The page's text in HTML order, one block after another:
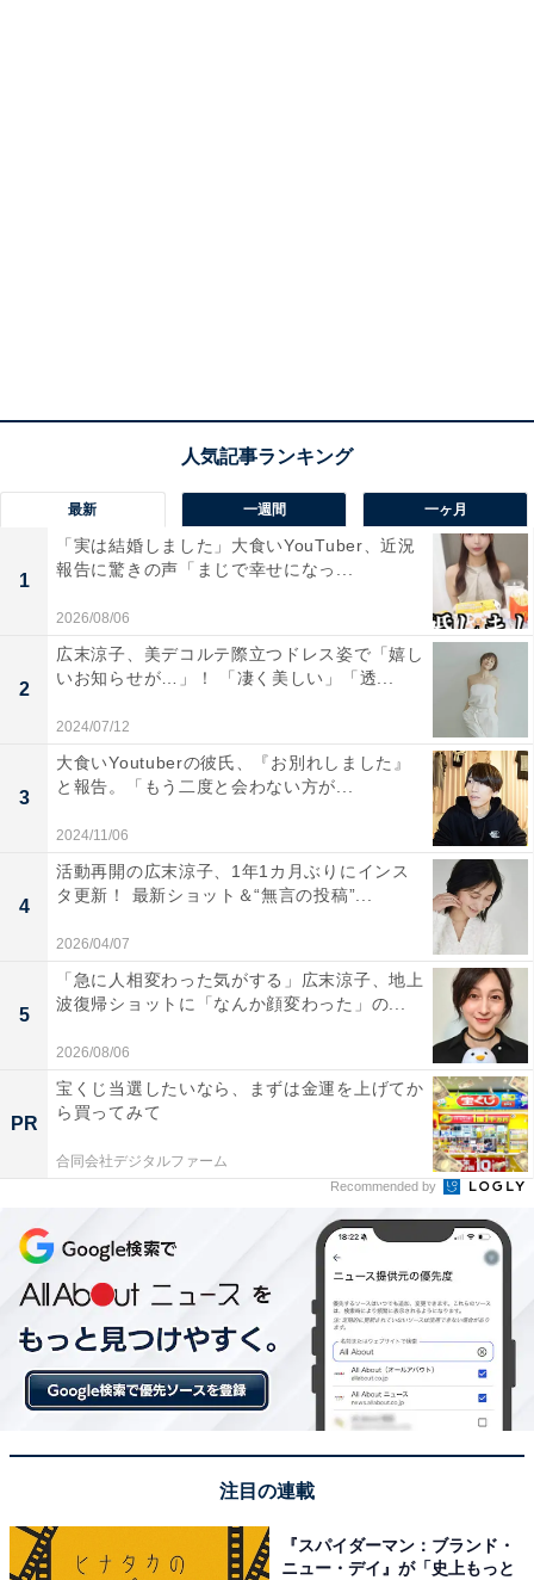
最新 一週間 一ヶ月
1
「実は結婚しました」大食いYouTuber、近況
報告に驚きの声「まじで幸せになっ...
2026/08/06
2
広末涼子、美デコルテ際立つドレス姿で「嬉し
いお知らせが…」！ 「凄く美しい」「透...
2024/07/12
3
大食いYoutuberの彼氏、『お別れしました』
と報告。「もう二度と会わない方が...
2024/11/06
4
活動再開の広末涼子、1年1カ月ぶりにインス
タ更新！ 最新ショット＆“無言の投稿”...
2026/04/07
5
「急に人相変わった気がする」広末涼子、地上
波復帰ショットに「なんか顔変わった」の...
2026/08/06
PR
宝くじ当選したいなら、まずは金運を上げてか
ら買ってみて
合同会社デジタルファーム
Recommended by
注目の連載
『スパイダーマン：ブランド・
ニュー・デイ』が「史上もっと